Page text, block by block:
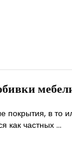
покрытия, в то
как частных ...